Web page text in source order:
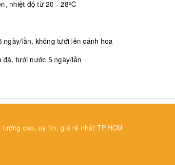
nhiệt độ từ 20 - 28oC
lần, không tưới lên cánh hoa
tưới nước 5 ngày/lần
cao, uy tín, giá rẻ nhất TP.HCM